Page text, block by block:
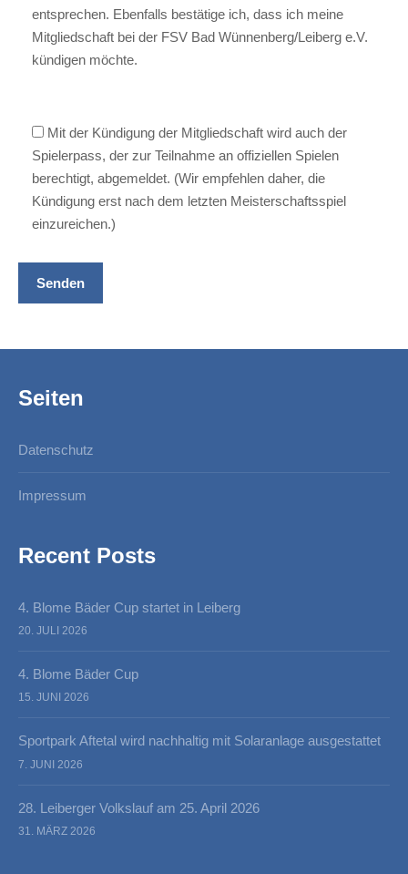
entsprechen. Ebenfalls bestätige ich, dass ich meine
Mitgliedschaft bei der FSV Bad Wünnenberg/Leiberg e.V.
kündigen möchte.
Mit der Kündigung der Mitgliedschaft wird auch der
Spielerpass, der zur Teilnahme an offiziellen Spielen
berechtigt, abgemeldet. (Wir empfehlen daher, die
Kündigung erst nach dem letzten Meisterschaftsspiel
einzureichen.)
Seiten
Datenschutz
Impressum
Recent Posts
4. Blome Bäder Cup startet in Leiberg
20. JULI 2026
4. Blome Bäder Cup
15. JUNI 2026
Sportpark Aftetal wird nachhaltig mit Solaranlage ausgestattet
7. JUNI 2026
28. Leiberger Volkslauf am 25. April 2026
31. MÄRZ 2026